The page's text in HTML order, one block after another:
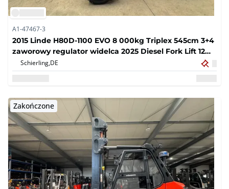
A1-47467-3
2015 Linde H80D-1100 EVO 8 000kg Triplex 545cm 3+4
zaworowy regulator widelca 2025 Diesel Fork Lift 12
091 godzin
Schierling,DE
Zakończone